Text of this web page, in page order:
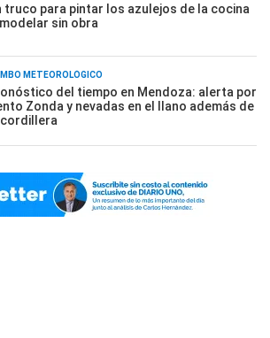
truco para pintar los azulejos de la cocina
sin obra
METEOROLÓGICO
del tiempo en Mendoza: alerta por
Zonda y nevadas en el llano además de